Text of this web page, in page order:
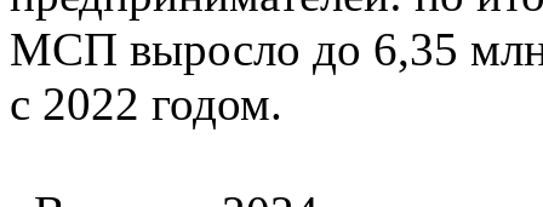
МСП выросло до 6,35
с 2022 годом.